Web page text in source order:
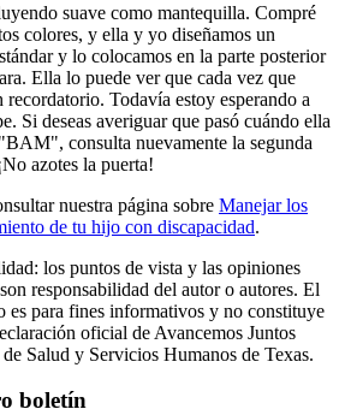
suave como mantequilla. Compré
colores, y ella y yo diseñamos un
y lo colocamos en la parte posterior
Ella lo puede ver que cada vez que
Todavía estoy esperando a
Si deseas averiguar que pasó cuándo ella
consulta nuevamente la segunda
azotes la puerta!
nuestra página sobre Manejar los
de tu hijo con discapacidad.
los puntos de vista y las opiniones
responsabilidad del autor o autores. El
es para fines informativos y no constituye
oficial de Avancemos Juntos
Salud y Servicios Humanos de Texas.
boletín